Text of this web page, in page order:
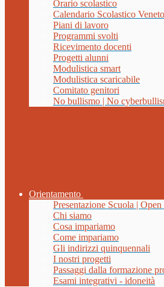
Orario scolastico
Calendario Scolastico Veneto
Piani di lavoro
Programmi svolti
Ricevimento docenti
Progetti alunni
Modulistica smart
Modulistica scaricabile
Comitato genitori
No bullismo | No
Orientamento
Presentazione Scuola |
Chi siamo
Cosa impariamo
Come impariamo
Gli indirizzi quinquennali
I nostri progetti
Passaggi dalla formazione
Esami integrativi - idoneità